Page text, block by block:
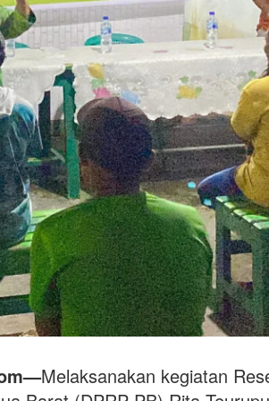
Melaksanakan kegiatan